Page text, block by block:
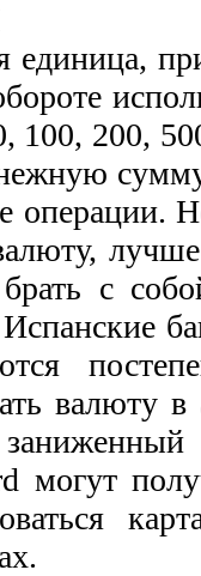
единица,
100, 200,
операции.
брать с
валюту в
могут